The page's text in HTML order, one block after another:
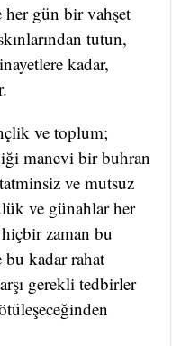
her gün bir vahşet
tutun,
kadar,
ve toplum;
manevi bir buhran
ve mutsuz
ve günahlar her
zaman bu
bu kadar rahat
gerekli tedbirler